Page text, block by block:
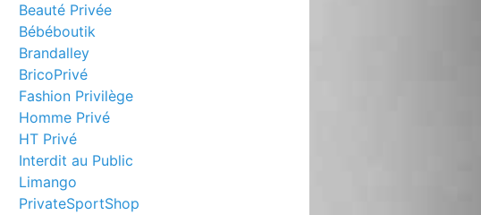
Beauté Privée
Bébéboutik
Brandalley
BricoPrivé
Fashion Privilège
Homme Privé
HT Privé
Interdit au Public
Limango
PrivateSportShop